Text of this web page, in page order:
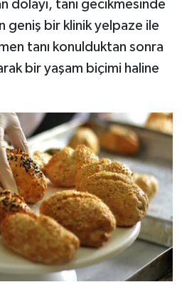
dolayı, tanı gecikmesinde
geniş bir klinik yelpaze ile
tanı konulduktan sonra
bir yaşam biçimi haline